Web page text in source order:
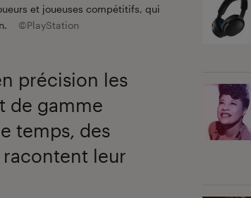
et joueuses compétitifs, qui
©PlayStation
précision les
de gamme
temps, des
racontent leur